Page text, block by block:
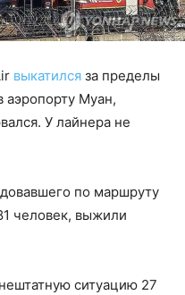
выкатился за пределы
аэропорту Муан,
У лайнера не
по маршруту
человек, выжили
ситуацию 27